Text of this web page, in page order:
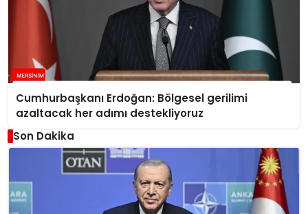
Cumhurbaşkanı Erdoğan: Bölgesel gerilimi
azaltacak her adımı destekliyoruz
Son Dakika